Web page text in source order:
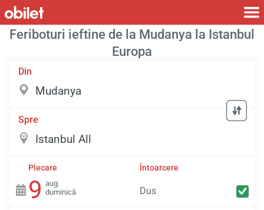
Feriboturi ieftine de la Mudanya la Istanbul
Europa
Din
Spre
Plecare
9 aug.
duminică
Întoarcere
Dus